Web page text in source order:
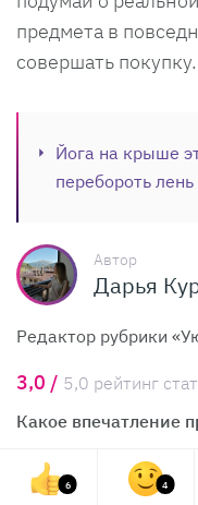
предмета в
совершать покупку.
Йога на крыше
перебороть
Автор
Дарья
Редактор рубрики
3,0 / 5,0 рейтинг
Какое впечатление
6 4